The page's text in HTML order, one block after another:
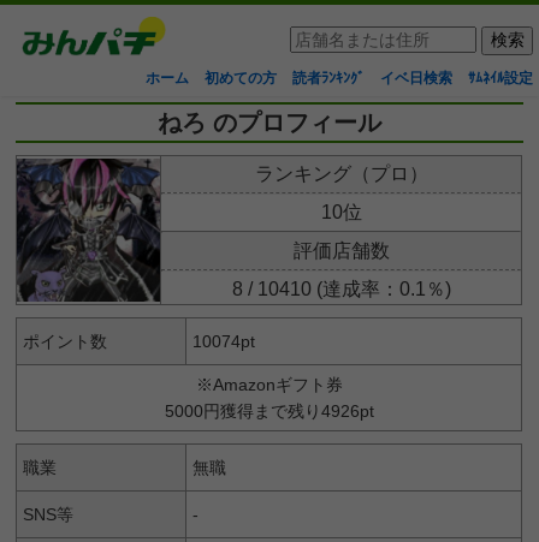
ホーム 初めての方 読者ﾗﾝｷﾝｸﾞ イベ日検索 ｻﾑﾈｲﾙ設定
ねろ のプロフィール
ランキング（プロ）
10位
評価店舗数
8 / 10410 (達成率：0.1％)
ポイント数 10074pt
※Amazonギフト券
5000円獲得まで残り4926pt
職業 無職
SNS等 -